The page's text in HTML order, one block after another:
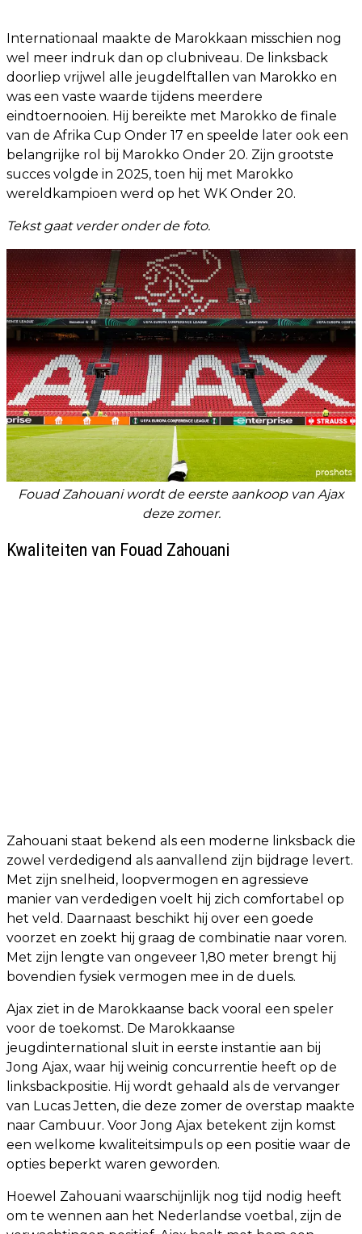
Internationaal maakte de Marokkaan misschien nog
wel meer indruk dan op clubniveau. De linksback
doorliep vrijwel alle jeugdelftallen van Marokko en
was een vaste waarde tijdens meerdere
eindtoernooien. Hij bereikte met Marokko de finale
van de Afrika Cup Onder 17 en speelde later ook een
belangrijke rol bij Marokko Onder 20. Zijn grootste
succes volgde in 2025, toen hij met Marokko
wereldkampioen werd op het WK Onder 20.
Tekst gaat verder onder de foto.
Fouad Zahouani wordt de eerste aankoop van Ajax
deze zomer.
Kwaliteiten van Fouad Zahouani
Zahouani staat bekend als een moderne linksback die
zowel verdedigend als aanvallend zijn bijdrage levert.
Met zijn snelheid, loopvermogen en agressieve
manier van verdedigen voelt hij zich comfortabel op
het veld. Daarnaast beschikt hij over een goede
voorzet en zoekt hij graag de combinatie naar voren.
Met zijn lengte van ongeveer 1,80 meter brengt hij
bovendien fysiek vermogen mee in de duels.
Ajax ziet in de Marokkaanse back vooral een speler
voor de toekomst. De Marokkaanse
jeugdinternational sluit in eerste instantie aan bij
Jong Ajax, waar hij weinig concurrentie heeft op de
linksbackpositie. Hij wordt gehaald als de vervanger
van Lucas Jetten, die deze zomer de overstap maakte
naar Cambuur. Voor Jong Ajax betekent zijn komst
een welkome kwaliteitsimpuls op een positie waar de
opties beperkt waren geworden.
Hoewel Zahouani waarschijnlijk nog tijd nodig heeft
om te wennen aan het Nederlandse voetbal, zijn de